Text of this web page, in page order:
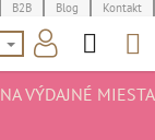
B2B Blog Kontakt
VÝDAJNÉ MIESTA